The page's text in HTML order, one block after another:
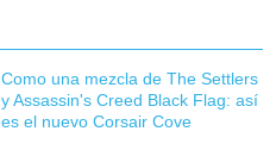
Como una mezcla de The Settlers
y Assassin's Creed Black Flag: así
es el nuevo Corsair Cove